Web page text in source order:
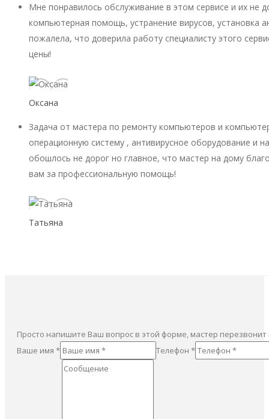
Мне понравилось обслуживание в этом сервисе и их не
компьютерная помощь, устранение вирусов, установка
пожалела, что доверила работу специалисту этого
цены!
Оксана
Задача от мастера по ремонту компьютеров и
операционную систему , антивирусное оборудование и
обошлось не дорог но главное, что мастер на дому
вам за профессиональную помощь!
Татьяна
Просто напишите Ваш вопрос в этой форме, мастер
Ваше имя *
Телефон *